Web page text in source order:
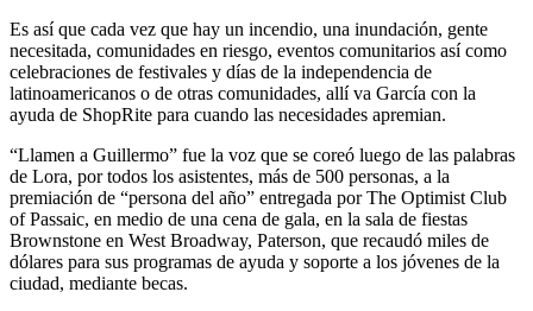
Es así que cada vez que hay un incendio, una inundación, gente
necesitada, comunidades en riesgo, eventos comunitarios así como
celebraciones de festivales y días de la independencia de
latinoamericanos o de otras comunidades, allí va García con la
ayuda de ShopRite para cuando las necesidades apremian.
“Llamen a Guillermo” fue la voz que se coreó luego de las palabras
de Lora, por todos los asistentes, más de 500 personas, a la
premiación de “persona del año” entregada por The Optimist Club
of Passaic, en medio de una cena de gala, en la sala de fiestas
Brownstone en West Broadway, Paterson, que recaudó miles de
dólares para sus programas de ayuda y soporte a los jóvenes de la
ciudad, mediante becas.